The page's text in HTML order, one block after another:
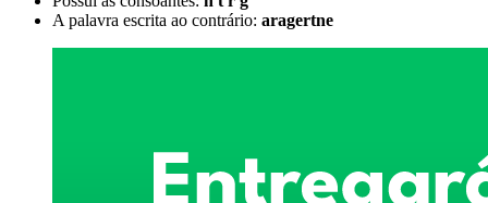
A palavra escrita ao contrário: aragertne